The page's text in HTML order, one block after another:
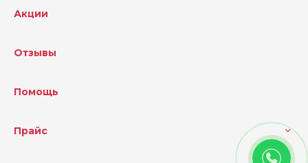
Акции
Отзывы
Помощь
Прайс